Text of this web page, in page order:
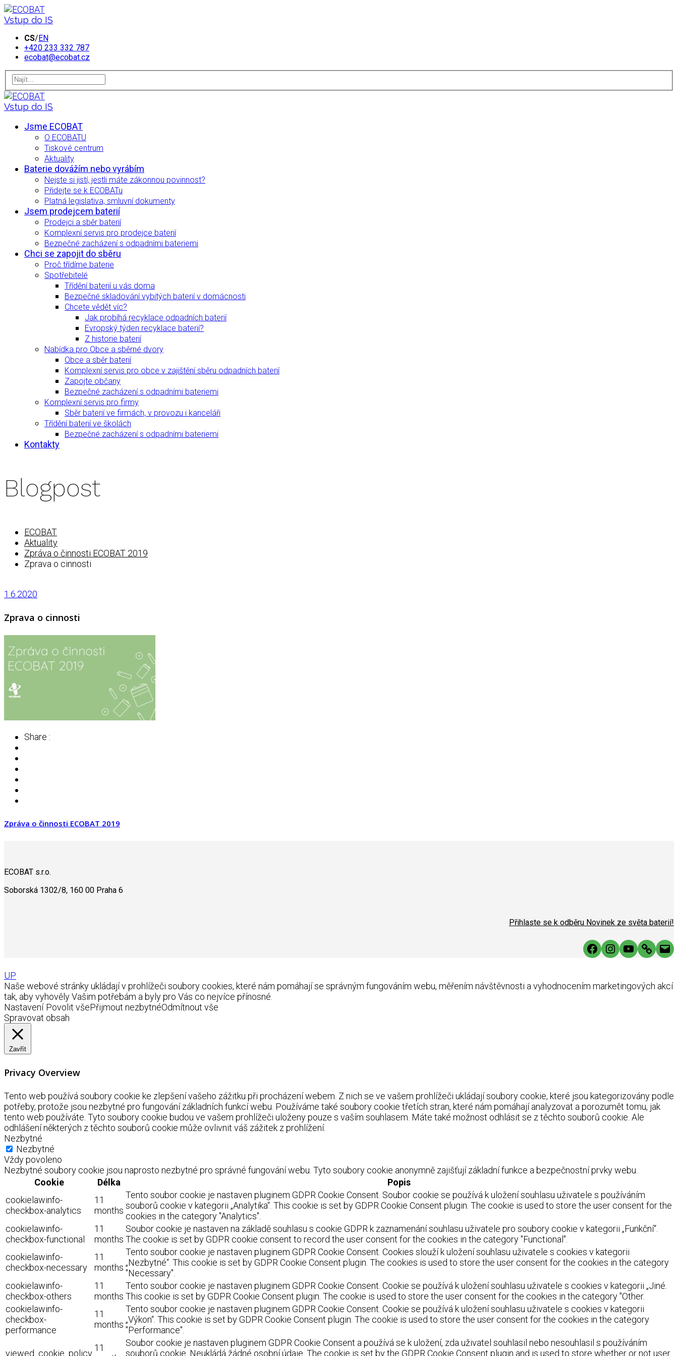
Vstup do IS
CS/EN
+420 233 332 787
ecobat@ecobat.cz
Vstup do IS
Jsme ECOBAT
O ECOBATU
Tiskové centrum
Aktuality
Baterie dovážím nebo vyrábím
Nejste si jistí, jestli máte zákonnou povinnost?
Přidejte se k ECOBATu
Platná legislativa, smluvní dokumenty
Jsem prodejcem baterií
Prodejci a sběr baterií
Komplexní servis pro prodejce baterií
Bezpečné zacházení s odpadními bateriemi
Chci se zapojit do sběru
Proč třídíme baterie
Spotřebitelé
Třídění baterií u vás doma
Bezpečné skladování vybitých baterií v domácnosti
Chcete vědět víc?
Jak probíhá recyklace odpadních baterií
Evropský týden recyklace baterií?
Z historie baterií
Nabídka pro Obce a sběrné dvory
Obce a sběr baterií
Komplexní servis pro obce v zajištění sběru odpadních baterií
Zapojte občany
Bezpečné zacházení s odpadními bateriemi
Komplexní servis pro firmy
Sběr baterií ve firmách, v provozu i kanceláři
Třídění baterií ve školách
Bezpečné zacházení s odpadními bateriemi
Kontakty
Blogpost
ECOBAT
Aktuality
Zpráva o činnosti ECOBAT 2019
Zprava o cinnosti
1.6.2020
Zprava o cinnosti
Share :
Zpráva o činnosti ECOBAT 2019
ECOBAT s.r.o.
Soborská 1302/8, 160 00 Praha 6
Přihlaste se k odběru Novinek ze světa baterií!
Facebook
Instagram
YouTube
Link
UP
Naše webové stránky ukládají v prohlížeči soubory cookies, které nám pomáhají se správným fungováním webu, měřením návštěvnosti a vyhodnocením marketingových akcí
tak, aby vyhověly Vašim potřebám a byly pro Vás co nejvíce přínosné.
Nastavení Povolit všePřijmout nezbytnéOdmítnout vše
Spravovat obsah
Zavřít
Privacy Overview
Tento web používá soubory cookie ke zlepšení vašeho zážitku při procházení webem. Z nich se ve vašem prohlížeči ukládají soubory cookie, které jsou kategorizovány podle
potřeby, protože jsou nezbytné pro fungování základních funkcí webu. Používáme také soubory cookie třetích stran, které nám pomáhají analyzovat a porozumět tomu, jak
tento web používáte. Tyto soubory cookie budou ve vašem prohlížeči uloženy pouze s vaším souhlasem. Máte také možnost odhlásit se z těchto souborů cookie. Ale
odhlášení některých z těchto souborů cookie může ovlivnit váš zážitek z prohlížení.
Nezbytné
Nezbytné
Vždy povoleno
Nezbytné soubory cookie jsou naprosto nezbytné pro správné fungování webu. Tyto soubory cookie anonymně zajišťují základní funkce a bezpečnostní prvky webu.
Cookie
Délka
Popis
cookielawinfo-
checkbox-analytics
11
months
Tento soubor cookie je nastaven pluginem GDPR Cookie Consent. Soubor cookie se používá k uložení souhlasu uživatele s používáním
souborů cookie v kategorii „Analytika“. This cookie is set by GDPR Cookie Consent plugin. The cookie is used to store the user consent for the
cookies in the category "Analytics".
cookielawinfo-
checkbox-functional
11
months
Soubor cookie je nastaven na základě souhlasu s cookie GDPR k zaznamenání souhlasu uživatele pro soubory cookie v kategorii „Funkční“.
The cookie is set by GDPR cookie consent to record the user consent for the cookies in the category "Functional".
cookielawinfo-
checkbox-necessary
11
months
Tento soubor cookie je nastaven pluginem GDPR Cookie Consent. Cookies slouží k uložení souhlasu uživatele s cookies v kategorii
„Nezbytné“. This cookie is set by GDPR Cookie Consent plugin. The cookies is used to store the user consent for the cookies in the category
"Necessary".
cookielawinfo-
checkbox-others
11
months
Tento soubor cookie je nastaven pluginem GDPR Cookie Consent. Cookie se používá k uložení souhlasu uživatele s cookies v kategorii „Jiné.
This cookie is set by GDPR Cookie Consent plugin. The cookie is used to store the user consent for the cookies in the category "Other.
cookielawinfo-
checkbox-
performance
11
months
Tento soubor cookie je nastaven pluginem GDPR Cookie Consent. Cookie se používá k uložení souhlasu uživatele s cookies v kategorii
„Výkon“. This cookie is set by GDPR Cookie Consent plugin. The cookie is used to store the user consent for the cookies in the category
"Performance".
viewed_cookie_policy
11
Soubor cookie je nastaven pluginem GDPR Cookie Consent a používá se k uložení, zda uživatel souhlasil nebo nesouhlasil s používáním
souborů cookie. Neukládá žádné osobní údaje. The cookie is set by the GDPR Cookie Consent plugin and is used to store whether or not user